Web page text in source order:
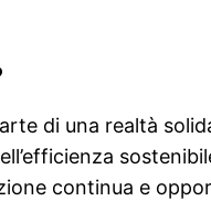
di una realtà
continua e